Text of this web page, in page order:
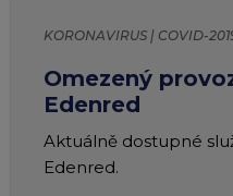
KORONAVIRUS | COVID-
Omezený
Edenred
Aktuálně dostupné
Edenred.